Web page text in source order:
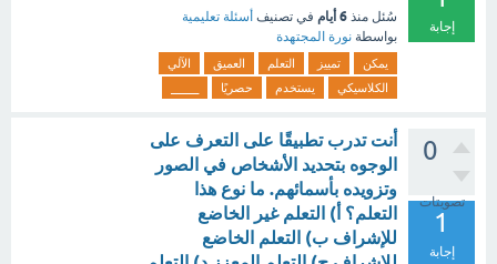
إجابة
سُئل منذ 6 أيام في تصنيف أسئلة تعليمية
بواسطة نورة المجتهدة
يمكن تمييز التعلم العميق
الآلي
الكلاسيكي
يستخدم حصريًا
0
تصويتات
1
إجابة
أنت تدرب تطبيقًا على التعرف على
الوجوه بتحديد الأشخاص في الصور
وتزويده بأسمائهم. ما نوع هذا
التعلم؟ أ) التعلم غير الخاضع
للإشراف ب) التعلم الخاضع